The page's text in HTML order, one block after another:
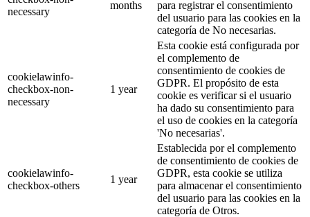
necessary
months
para registrar el consentimiento
del usuario para las cookies en la
categoría de No necesarias.
cookielawinfo-
checkbox-non-
necessary
1 year
Esta cookie está configurada por
el complemento de
consentimiento de cookies de
GDPR. El propósito de esta
cookie es verificar si el usuario
ha dado su consentimiento para
el uso de cookies en la categoría
'No necesarias'.
cookielawinfo-
checkbox-others
1 year
Establecida por el complemento
de consentimiento de cookies de
GDPR, esta cookie se utiliza
para almacenar el consentimiento
del usuario para las cookies en la
categoría de Otros.